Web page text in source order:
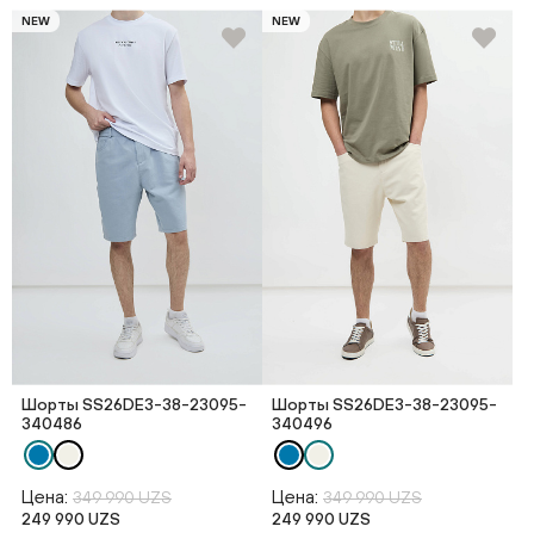
NEW
Шорты SS26DE3-38-23095-
340486
Цена: 349 990 UZS
249 990 UZS
NEW
Шорты SS26DE3-38-23095-
340496
Цена: 349 990 UZS
249 990 UZS